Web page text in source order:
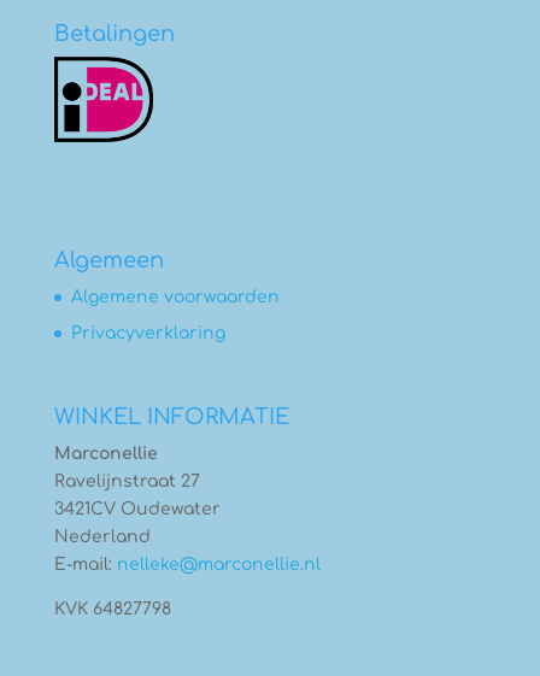
Betalingen
Algemeen
Algemene voorwaarden
Privacyverklaring
WINKEL INFORMATIE
Marconellie
Ravelijnstraat 27
3421CV Oudewater
Nederland
E-mail: nelleke@marconellie.nl
KVK 64827798